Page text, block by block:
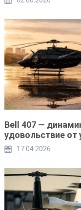
Bell 407 —
удовольствие от
17.04.2026